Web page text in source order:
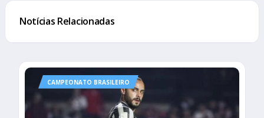
Notícias Relacionadas
CAMPEONATO BRASILEIRO